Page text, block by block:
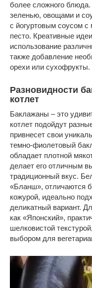
более сложного блюда.
зеленью, овощами и
с йогуртовым соусом с
песто. Креативные
использование
также добавление
орехи или сухофрукты.
Разновидности
котлет
Баклажаны – это
котлет подойдут
привнесет свои
темно-фиолетовый
обладает плотной
делает его отличным
традиционный вкус.
«Бланш», отличаются
кожурой, идеально
деликатный вариант.
как «Японский»,
шелковистой
выбором для